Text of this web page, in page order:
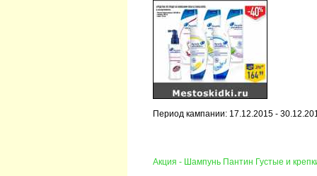
Период кампании: 17.12.2015 -
Акция - Шампунь Пантин Густые и